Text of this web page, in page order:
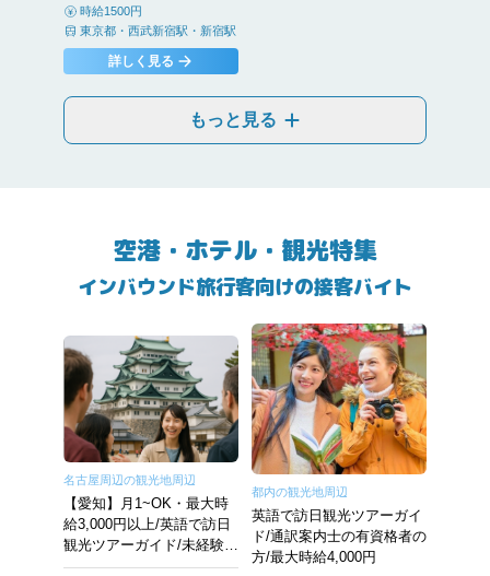
スタッフ
時給1500円
東京都 ・ 西武新宿駅・新宿駅
詳しく見る
もっと見る
空港・ホテル・観光特集
インバウンド旅行客向けの接客バイト
名古屋周辺の観光地周辺
【愛知】月1~OK・最大時
給3,000円以上/英語で訪日
観光ツアーガイド/未経験か
らチャレンジ可
都内の観光地周辺
英語で訪日観光ツアーガイ
ド/通訳案内士の有資格者の
方/最大時給4,000円